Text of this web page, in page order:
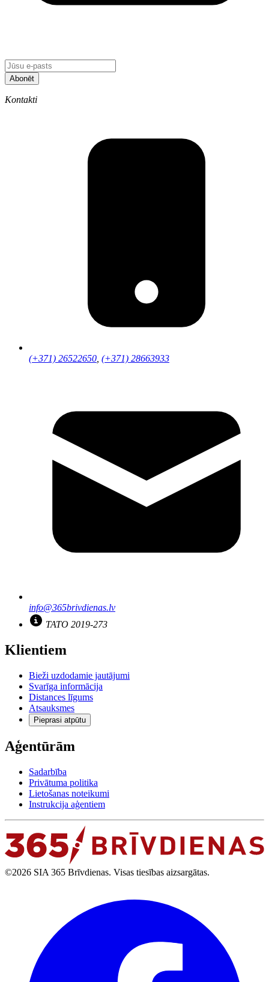
Abonēt
Kontakti
(+371) 26522650 (+371) 28663933
info@365brivdienas.lv
TATO 2019-273
Klientiem
Bieži uzdodamie jautājumi
Svarīga informācija
Distances līgums
Atsauksmes
Pieprasi atpūtu
Aģentūrām
Sadarbība
Privātuma politika
Lietošanas noteikumi
Instrukcija aģentiem
©2026 SIA 365 Brīvdienas. Visas tiesības aizsargātas.